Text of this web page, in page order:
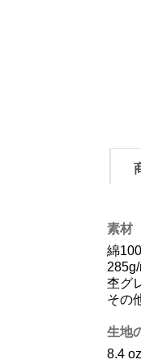
素材
綿
杢グ
その
生地
8.4 oz